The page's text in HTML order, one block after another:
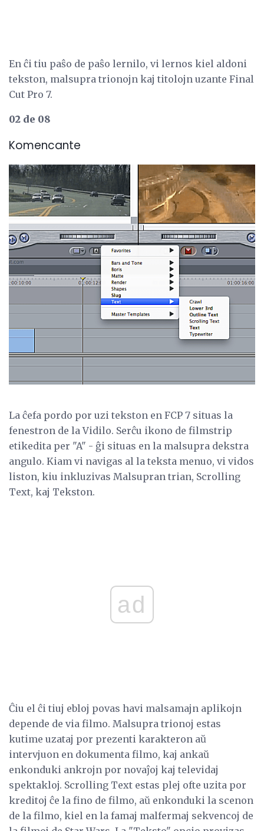
En ĉi tiu paŝo de paŝo lernilo, vi lernos kiel aldoni
tekston, malsupra trionojn kaj titolojn uzante Final
Cut Pro 7.
02 de 08
Komencante
La ĉefa pordo por uzi tekston en FCP 7 situas la
fenestron de la Vidilo. Serĉu ikono de filmstrip
etikedita per "A" - ĝi situas en la malsupra dekstra
angulo. Kiam vi navigas al la teksta menuo, vi vidos
liston, kiu inkluzivas Malsupran trian, Scrolling
Text, kaj Tekston.
ad
Ĉiu el ĉi tiuj ebloj povas havi malsamajn aplikojn
depende de via filmo. Malsupra trionoj estas
kutime uzataj por prezenti karakteron aŭ
intervjuon en dokumenta filmo, kaj ankaŭ
enkonduki ankrojn por novaĵoj kaj televidaj
spektakloj. Scrolling Text estas plej ofte uzita por
kreditoj ĉe la fino de filmo, aŭ enkonduki la scenon
de la filmo, kiel en la famaj malfermaj sekvencoj de